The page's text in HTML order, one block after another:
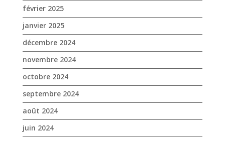
septembre 2024
août 2024
juin 2024
mai 2024
avril 2024
mars 2024
février 2024
janvier 2024